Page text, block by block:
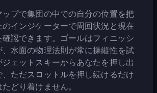
プで集団の中での自分の位置を把
インジケーターで周回状況と現在
認できます。ゴールはフィニッシ
、水面の物理法則が常に操縦性を試
ジェットスキーからあなたを押し出
ただスロットルを押し続けるだけ
どり着けません。